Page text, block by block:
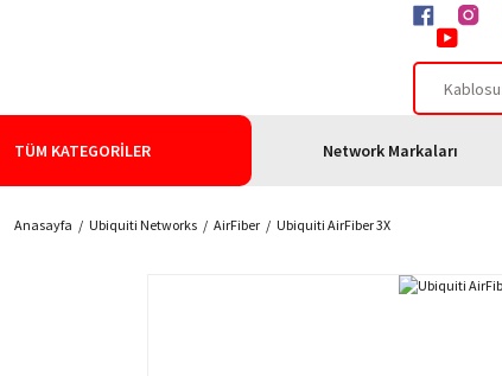
TÜM KATEGORİLER Network Markaları
Anasayfa Ubiquiti Networks AirFiber Ubiquiti AirFiber 3X